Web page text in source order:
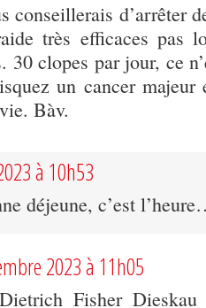
conseillerais d’arrêter
très efficaces pas
clopes par jour, ce
un cancer majeur
Bàv.
à 10h53
déjeune, c’est
2023 à 11h05
Fisher Dieskau